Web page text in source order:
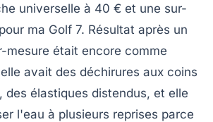
universelle à 40 € et une sur-
ma Golf 7. Résultat après un
mesure était encore comme
avait des déchirures aux coins
des élastiques distendus, et elle
l'eau à plusieurs reprises parce